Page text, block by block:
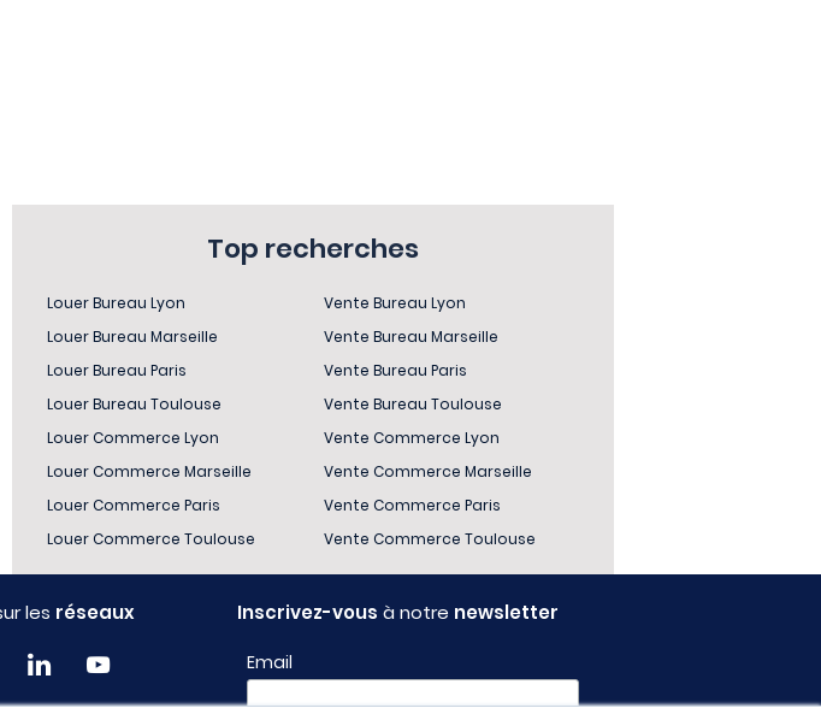
Top recherches
Louer Bureau Lyon
Louer Bureau Marseille
Louer Bureau Paris
Louer Bureau Toulouse
Louer Commerce Lyon
Louer Commerce Marseille
Louer Commerce Paris
Louer Commerce Toulouse
Vente Bureau Lyon
Vente Bureau Marseille
Vente Bureau Paris
Vente Bureau Toulouse
Vente Commerce Lyon
Vente Commerce Marseille
Vente Commerce Paris
Vente Commerce Toulouse
les réseaux Inscrivez-vous à notre newsletter
Email